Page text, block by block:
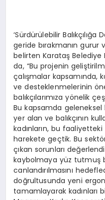
‘Sürdürülebilir Balıkçılığa
geride bırakmanın gurur
belirten Karataş Belediye
da, “Bu projenin
çalışmalar kapsamında,
ve desteklenmelerinin
balıkçılarımıza yönelik
Bu kapsamda geleneksel
yer alan ve balıkçının
kadınların, bu
harekete geçtik. Bu
çıkan sorunları
kaybolmaya yüz tutmuş
canlandırılmasını
doğrultusunda yeni
tamamlayarak kadınları